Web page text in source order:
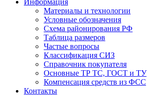
Информация
Материалы и технологии
Условные обозначения
Схема районирования РФ
Таблица размеров
Частые вопросы
Классификация СИЗ
Справочник покупателя
Основные ТР ТС, ГОСТ и ТУ
Компенсация средств из ФСС
Контакты